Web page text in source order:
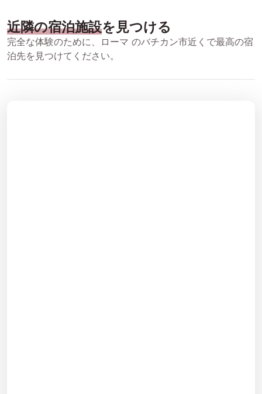
近隣の宿泊施設を見つける
完全な体験のために、ローマ のバチカン市近くで最高の宿
泊先を見つけてください。